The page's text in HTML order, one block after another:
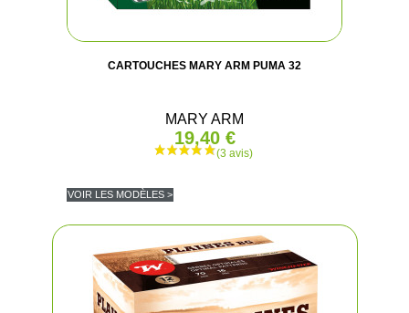
CARTOUCHES MARY ARM PUMA 32
MARY ARM
19,40 €
VOIR LES MODÈLES >